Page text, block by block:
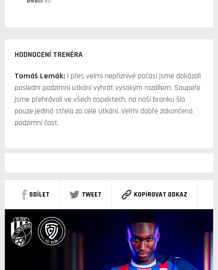
HODNOCENÍ TRENÉRA
Tomáš Lemák: I přes velmi nepřiznívé počasí jsme dokázali
poslední podzimní utkání vyhrát vysokým rozdílem. Soupeře
jsme přehrávali ve všech aspektech, na naši branku šla
pouze jediná střela za celé utkání. Velmi dobře zakončená
podzimní čast.
SDÍLET TWEET KOPÍROVAT ODKAZ